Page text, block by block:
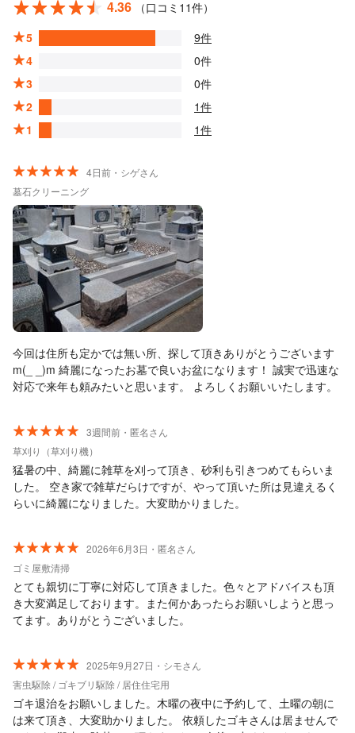
4.36
（口コミ11件）
5
9件
4
0件
3
0件
2
1件
1
1件
4日前・シゲさん
墓石クリーニング
今回は住所も定かでは無い所、探して頂きありがとうございます
m(_ _)m 綺麗になったお墓で良いお盆になります！ 誠実で迅速な
対応で来年も頼みたいと思います。 よろしくお願いいたします。
3週間前・匿名さん
草刈り（草刈り機）
猛暑の中、綺麗に雑草を刈って頂き、砂利も引きつめてもらいま
した。 空き家で雑草だらけですが、やって頂いた所は見違えるく
らいに綺麗になりました。大変助かりました。
2026年6月3日・匿名さん
ゴミ屋敷清掃
とても親切に丁寧に対応して頂きました。色々とアドバイスも頂
き大変満足しております。また何かあったらお願いしようと思っ
てます。ありがとうございました。
2025年9月27日・シモさん
害虫駆除 / ゴキブリ駆除 / 居住住宅用
ゴキ退治をお願いしました。木曜の夜中に予約して、土曜の朝に
は来て頂き、大変助かりました。 依頼したゴキさんは居ませんで